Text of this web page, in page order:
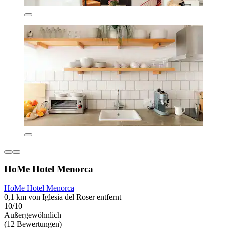
HoMe Hotel Menorca
HoMe Hotel Menorca
0,1 km von Iglesia del Roser entfernt
10/10
Außergewöhnlich
(12 Bewertungen)